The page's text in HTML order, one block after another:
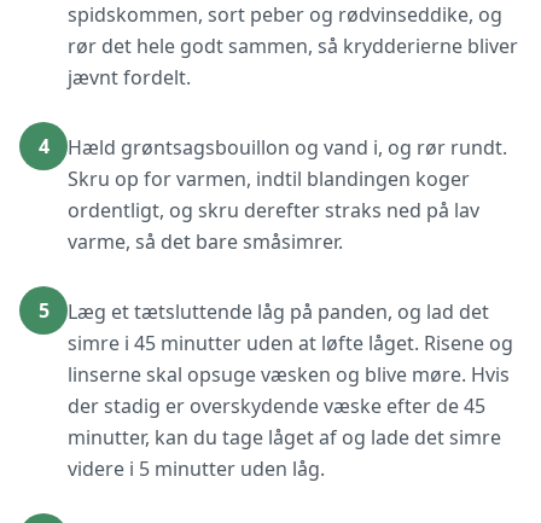
spidskommen, sort peber og rødvinseddike, og
rør det hele godt sammen, så krydderierne bliver
jævnt fordelt.
4
Hæld grøntsagsbouillon og vand i, og rør rundt.
Skru op for varmen, indtil blandingen koger
ordentligt, og skru derefter straks ned på lav
varme, så det bare småsimrer.
5
Læg et tætsluttende låg på panden, og lad det
simre i 45 minutter uden at løfte låget. Risene og
linserne skal opsuge væsken og blive møre. Hvis
der stadig er overskydende væske efter de 45
minutter, kan du tage låget af og lade det simre
videre i 5 minutter uden låg.